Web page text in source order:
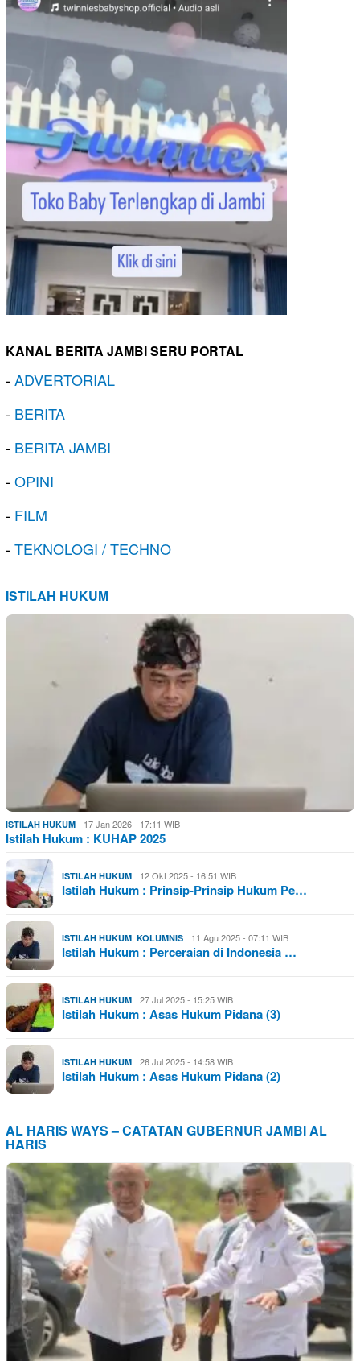
KANAL BERITA JAMBI SERU PORTAL
-ADVERTORIAL
- BERITA
- BERITA JAMBI
-OPINI
- FILM
-TEKNOLOGI / TECHNO
ISTILAH HUKUM
ISTILAH HUKUM 17 Jan 2026 - 17:11 WIB
Istilah Hukum : KUHAP 2025
ISTILAH HUKUM 12 Okt 2025 - 16:51 WIB
Istilah Hukum : Prinsip-Prinsip Hukum Pe…
ISTILAH HUKUM, KOLUMNIS 11 Agu 2025 - 07:11 WIB
Istilah Hukum : Perceraian di Indonesia …
ISTILAH HUKUM 27 Jul 2025 - 15:25 WIB
Istilah Hukum : Asas Hukum Pidana (3)
ISTILAH HUKUM 26 Jul 2025 - 14:58 WIB
Istilah Hukum : Asas Hukum Pidana (2)
AL HARIS WAYS – CATATAN GUBERNUR JAMBI AL
HARIS